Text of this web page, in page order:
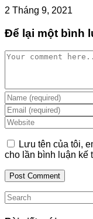
2 Tháng 9, 2021
Để lại một bình
Comment
Enter
your
name
or
username
to
comment
Enter
your
email
address
to
comment
Enter
your
website
URL
Lưu tên của tôi,
cho lần bình luận kế
Search
this